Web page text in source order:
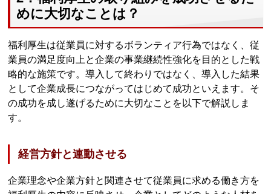
めに大切なことは？
福利厚生は従業員に対するボランティア行為ではなく、従
業員の満足度向上と企業の事業継続性強化を目的とした戦
略的な施策です。導入して終わりではなく、導入した結果
として企業成長につながってはじめて成功といえます。そ
の成功を成し遂げるために大切なことを以下で解説しま
す。
経営方針と連動させる
企業理念や企業方針と関連させて従業員に求める働き方を